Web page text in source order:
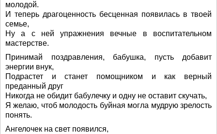
молодой.
И теперь драгоценность бесценная появилась в твоей
семье,
Ну а с ней упражнения вечные в воспитательном
мастерстве.
Принимай поздравления, бабушка, пусть добавит
энергии внук,
Подрастет и станет помощником и как верный
преданный друг
Никогда не обидит бабулечку и одну не оставит скучать,
Я желаю, чтоб молодость буйная могла мудрую зрелость
понять.
Ангелочек на свет появился,